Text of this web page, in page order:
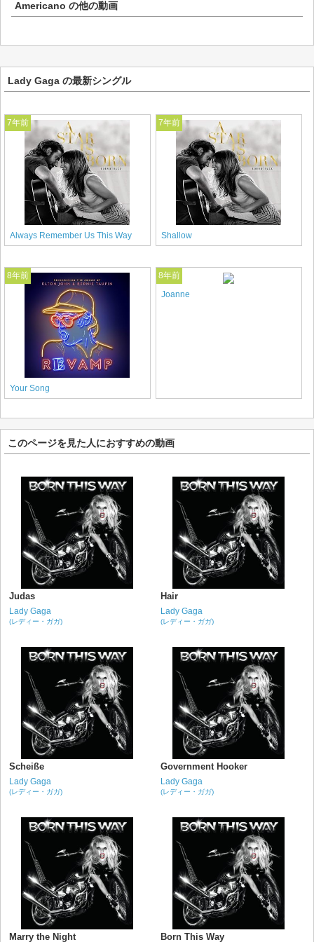
Americano の他の動画
Lady Gaga の最新シングル
7年前
Always Remember Us This Way
7年前
Shallow
8年前
Your Song
8年前
Joanne
このページを見た人におすすめの動画
Judas
Lady Gaga
(レディー・ガガ)
Hair
Lady Gaga
(レディー・ガガ)
Scheiße
Lady Gaga
(レディー・ガガ)
Government Hooker
Lady Gaga
(レディー・ガガ)
Marry the Night Born This Way